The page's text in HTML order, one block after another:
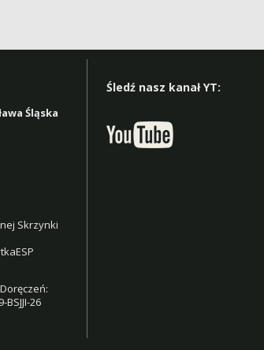
Śląska
Skrzynki
BSJJI-26
Śledź nasz kanał YT: